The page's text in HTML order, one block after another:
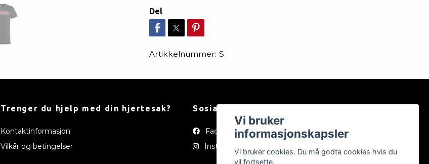
Del
Artikkelnummer: S
Trenger du hjelp med din hjertesak?
Kontaktinformasjon
Vilkår og betingelser
Sosiale medier
Facebook
Instagram
Vi bruker
informasjonskapsler
Vi bruker cookies. Du må godta cookies hvis du
vil fortsette.